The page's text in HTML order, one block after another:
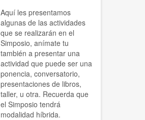
Aquí les presentamos
algunas de las actividades
que se realizarán en el
Simposio, anímate tu
también a presentar una
actividad que puede ser una
ponencia, conversatorio,
presentaciones de libros,
taller, u otra. Recuerda que
el Simposio tendrá
modalidad híbrida.